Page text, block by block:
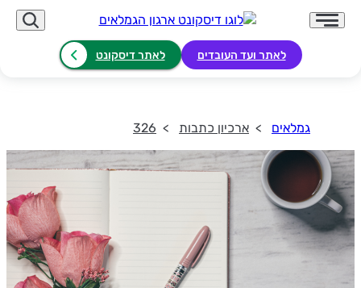
לאתר ועד העובדים לאתר דיסקונט
גמלאים ארכיון כתבות 326